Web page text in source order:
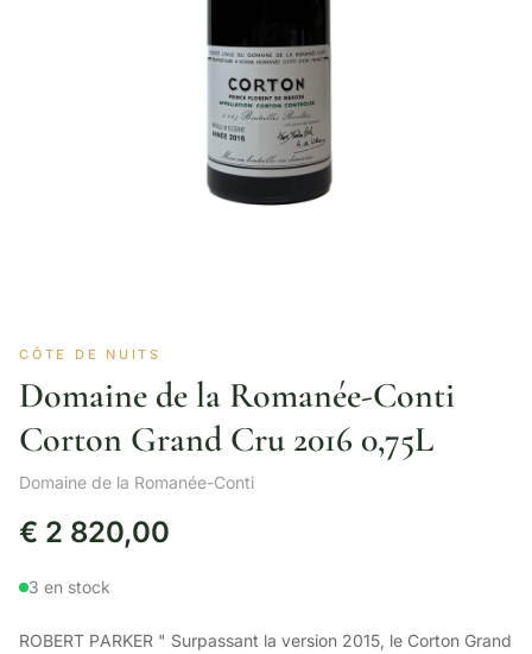
CÔTE DE NUITS
Domaine de la Romanée-Conti
Corton Grand Cru 2016 0,75L
Domaine de la Romanée-Conti
€ 2 820,00
3 en stock
ROBERT PARKER " Surpassant la version 2015, le Corton Grand